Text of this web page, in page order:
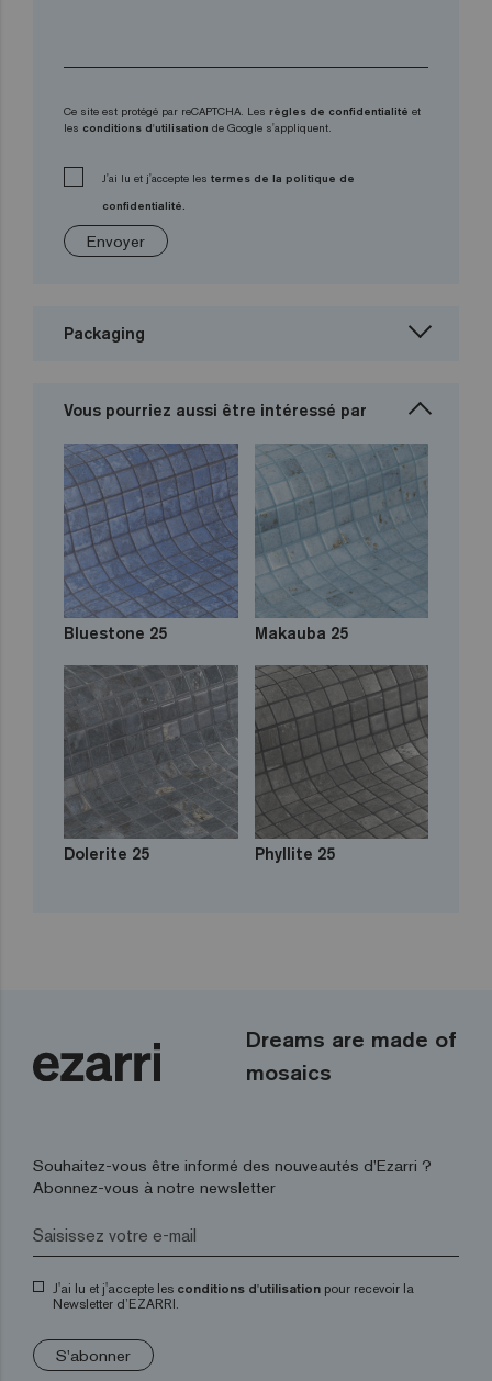
Ce site est protégé par reCAPTCHA. Les règles de confidentialité et
les conditions d'utilisation de Google s'appliquent.
J'ai lu et j'accepte les termes de la politique de
confidentialité.
Envoyer
Packaging
Vous pourriez aussi être intéressé par
Bluestone 25 Makauba 25
Dolerite 25 Phyllite 25
Dreams are made of
mosaics
Souhaitez-vous être informé des nouveautés d’Ezarri ?
Abonnez-vous à notre newsletter
J'ai lu et j'accepte les conditions d'utilisation pour recevoir la
Newsletter d’EZARRI.
S'abonner